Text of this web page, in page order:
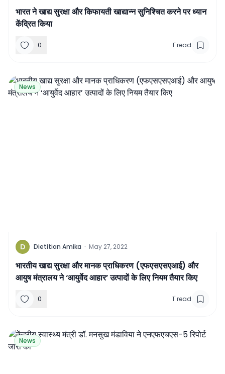
भारत ने खाद्य सुरक्षा और किफायती खाद्यान्न सुनिश्चित करने पर ध्यान
केंद्रित किया
0 1'read
News
D Dietitian Amika · May 27, 2022
भारतीय खाद्य सुरक्षा और मानक प्राधिकरण (एफएसएसएआई) और
आयुष मंत्रालय ने ‘आयुर्वेद आहार’ उत्पादों के लिए नियम तैयार किए
0 1'read
News